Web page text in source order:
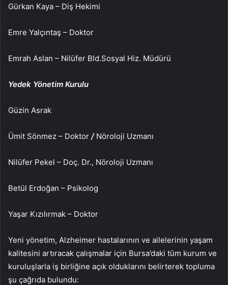
Gürkan Kaya – Diş Hekimi
Emre Yalçıntaş – Doktor
Emrah Aslan – Nilüfer Bld.Sosyal Hiz. Müdürü
Yedek Yönetim Kurulu
Güzin Asrak
Ümit Sönmez – Doktor / Nöroloji Uzmanı
Nilüfer Pekel – Doç. Dr., Nöroloji Uzmanı
Betül Erdoğan – Psikolog
Yaşar Kızılırmak – Doktor
Yeni yönetim, Alzheimer hastalarının ve ailelerinin yaşam
kalitesini artıracak çalışmalar için Bursa’daki tüm kurum ve
kuruluşlarla iş birliğine açık olduklarını belirterek topluma
şu çağrıda bulundu: